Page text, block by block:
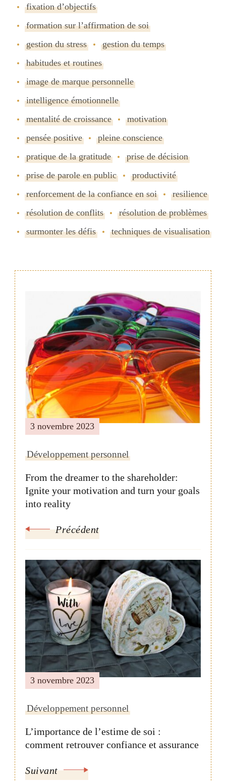
fixation dʼobjectifs
formation sur lʼaffirmation de soi
gestion du stress
gestion du temps
habitudes et routines
image de marque personnelle
intelligence émotionnelle
mentalité de croissance
motivation
pensée positive
pleine conscience
pratique de la gratitude
prise de décision
prise de parole en public
productivité
renforcement de la confiance en soi
resilience
résolution de conflits
résolution de problèmes
surmonter les défis
techniques de visualisation
Navigation
de
publication
3 novembre 2023
Développement personnel
From the dreamer to the shareholder:
Ignite your motivation and turn your goals
into reality
Précédent
3 novembre 2023
Développement personnel
L’importance de l’estime de soi :
comment retrouver confiance et assurance
Suivant